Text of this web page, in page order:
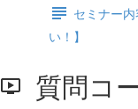
セミナー
い！】
質問コ